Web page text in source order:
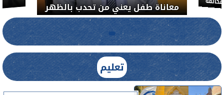
معاناة طفل يعني من تحدب الطبية المخالفة
تعليم